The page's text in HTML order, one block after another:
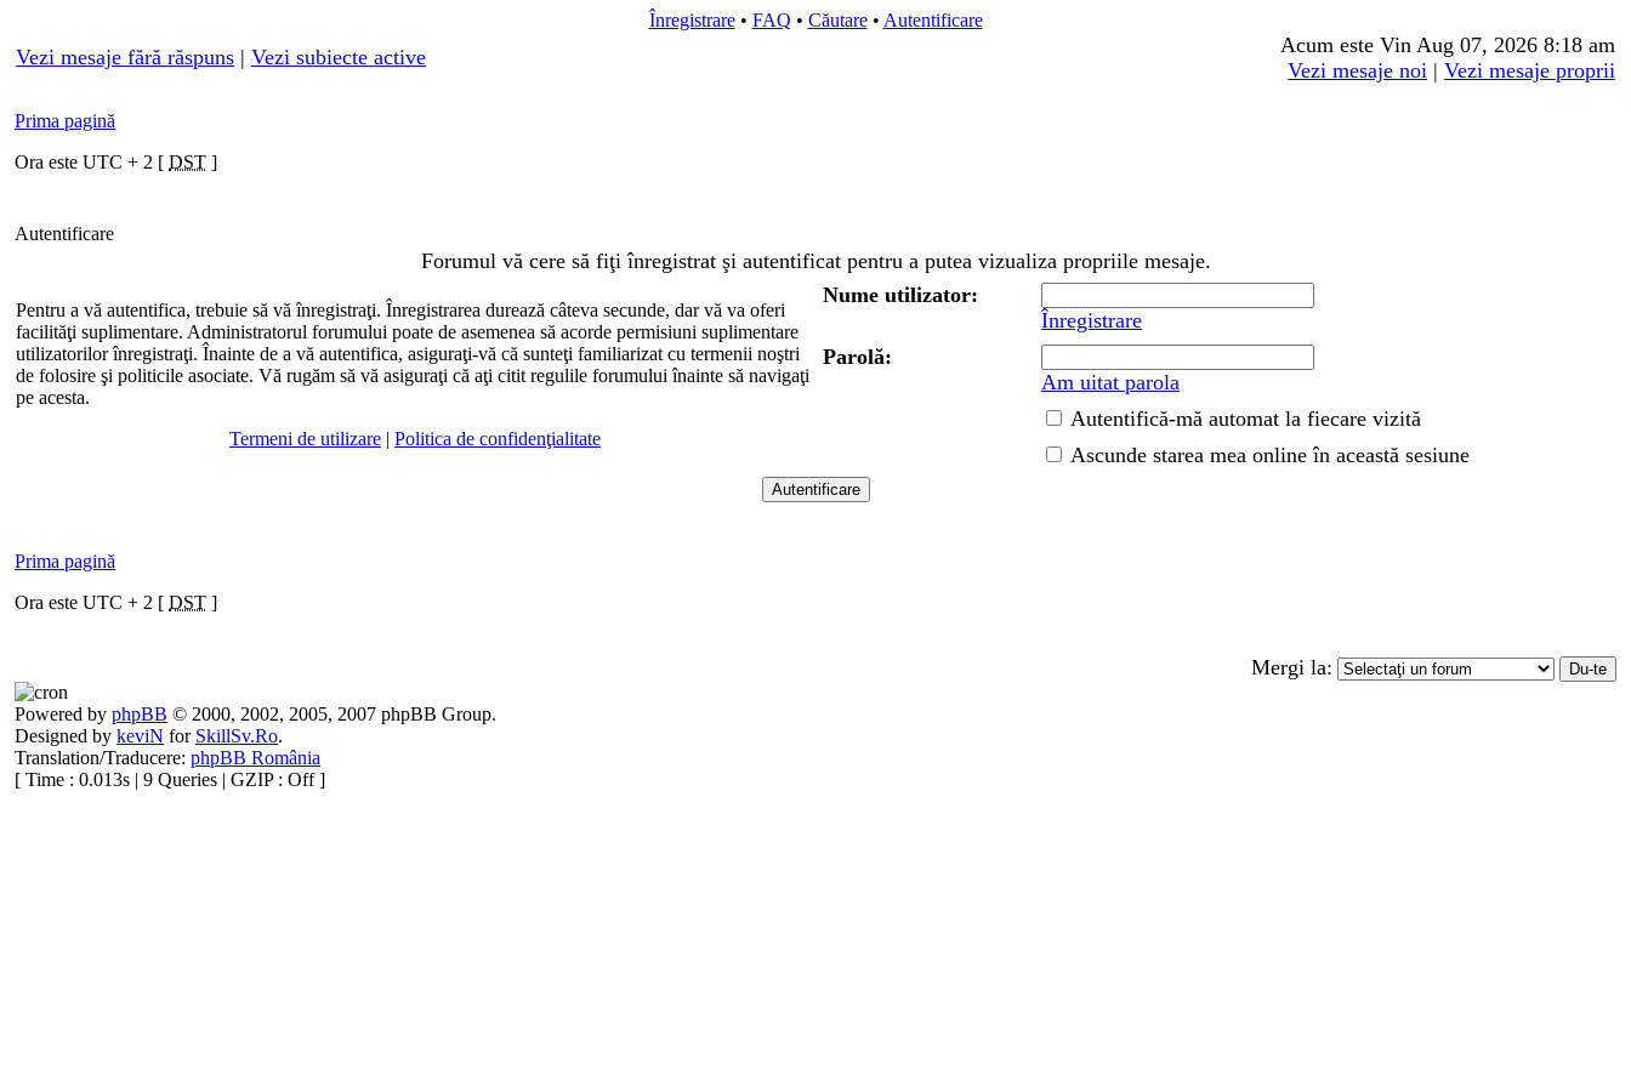
Înregistrare• FAQ • Căutare• Autentificare
Vezi mesaje fără răspuns | Vezi subiecte active
Acum este Vin Aug 07, 2026 8:18 am
Vezi mesaje noi | Vezi mesaje proprii
Prima pagină
Ora este UTC + 2 [ DST ]
Autentificare
Forumul vă cere să fiţi înregistrat şi autentificat pentru a putea vizualiza propriile mesaje.
Pentru a vă autentifica, trebuie să vă înregistraţi. Înregistrarea durează câteva secunde, dar vă va oferi
facilităţi suplimentare. Administratorul forumului poate de asemenea să acorde permisiuni suplimentare
utilizatorilor înregistraţi. Înainte de a vă autentifica, asiguraţi-vă că sunteţi familiarizat cu termenii noştri
de folosire şi politicile asociate. Vă rugăm să vă asiguraţi că aţi citit regulile forumului înainte să navigaţi
pe acesta.
Termeni de utilizare | Politica de confidenţialitate
Nume utilizator:
Înregistrare
Parolă:
Am uitat parola
Autentifică-mă automat la fiecare vizită
Ascunde starea mea online în această sesiune
Prima pagină
Ora este UTC + 2 [ DST ]
Mergi la:
Powered by phpBB © 2000, 2002, 2005, 2007 phpBB Group.
Designed by keviN for SkillSv.Ro.
Translation/Traducere: phpBB România
[ Time : 0.013s | 9 Queries | GZIP : Off ]